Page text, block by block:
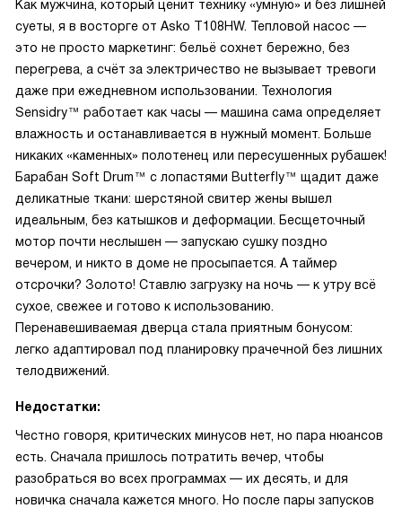
Как мужчина, который ценит технику «умную» и без лишней
суеты, я в восторге от Asko T108HW. Тепловой насос —
это не просто маркетинг: бельё сохнет бережно, без
перегрева, а счёт за электричество не вызывает тревоги
даже при ежедневном использовании. Технология
Sensidry™ работает как часы — машина сама определяет
влажность и останавливается в нужный момент. Больше
никаких «каменных» полотенец или пересушенных рубашек!
Барабан Soft Drum™ с лопастями Butterfly™ щадит даже
деликатные ткани: шерстяной свитер жены вышел
идеальным, без катышков и деформации. Бесщеточный
мотор почти неслышен — запускаю сушку поздно
вечером, и никто в доме не просыпается. А таймер
отсрочки? Золото! Ставлю загрузку на ночь — к утру всё
сухое, свежее и готово к использованию.
Перенавешиваемая дверца стала приятным бонусом:
легко адаптировал под планировку прачечной без лишних
телодвижений.
Недостатки:
Честно говоря, критических минусов нет, но пара нюансов
есть. Сначала пришлось потратить вечер, чтобы
разобраться во всех программах — их десять, и для
новичка сначала кажется много. Но после пары запусков